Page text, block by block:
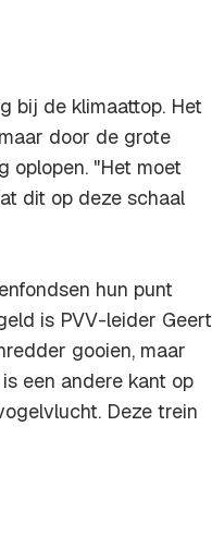
bij de klimaattop. Het
door de grote
oplopen. "Het moet
dit op deze schaal
hun punt
is PVV-leider Geert
gooien, maar
een andere kant op
Deze trein